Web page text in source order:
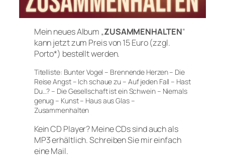
Mein neues Album „ZUSAMMENHALTEN“
kann jetzt zum Preis von 15 Euro (zzgl.
Porto*) bestellt werden.
Titelliste: Bunter Vogel – Brennende Herzen – Die
Reise Angst – Ich schaue zu – Auf jeden Fall – Hast
Du…? – Die Gesellschaft ist ein Schwein – Niemals
genug – Kunst – Haus aus Glas –
Zusammenhalten
Kein CD Player? Meine CDs sind auch als
MP3 erhältlich. Schreiben Sie mir einfach
eine Mail.